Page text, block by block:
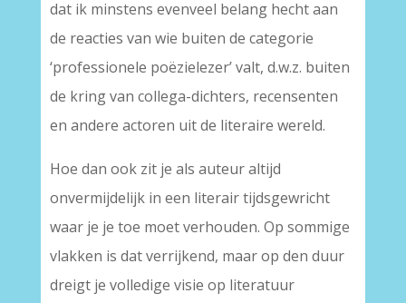
dat ik minstens evenveel belang hecht aan
de reacties van wie buiten de categorie
‘professionele poëzielezer’ valt, d.w.z. buiten
de kring van collega-dichters, recensenten
en andere actoren uit de literaire wereld.
Hoe dan ook zit je als auteur altijd
onvermijdelijk in een literair tijdsgewricht
waar je je toe moet verhouden. Op sommige
vlakken is dat verrijkend, maar op den duur
dreigt je volledige visie op literatuur